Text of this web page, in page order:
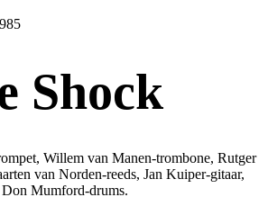
Shock
Willem van Manen-trombone, Rutger
van Norden-reeds, Jan Kuiper-gitaar,
Mumford-drums.